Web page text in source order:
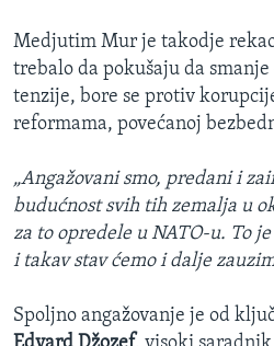
Medjutim Mur je takodje
trebalo da pokušaju da
tenzije, bore se protiv
reformama, povećanoj
„Angažovani smo, predani i
budućnost svih tih zemalja u
za to opredele u NATO-u. To
i takav stav ćemo i dalje
Spoljno angažovanje je od